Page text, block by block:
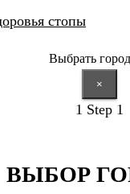
Выбрать город
×
1 Step 1
ВЫБОР